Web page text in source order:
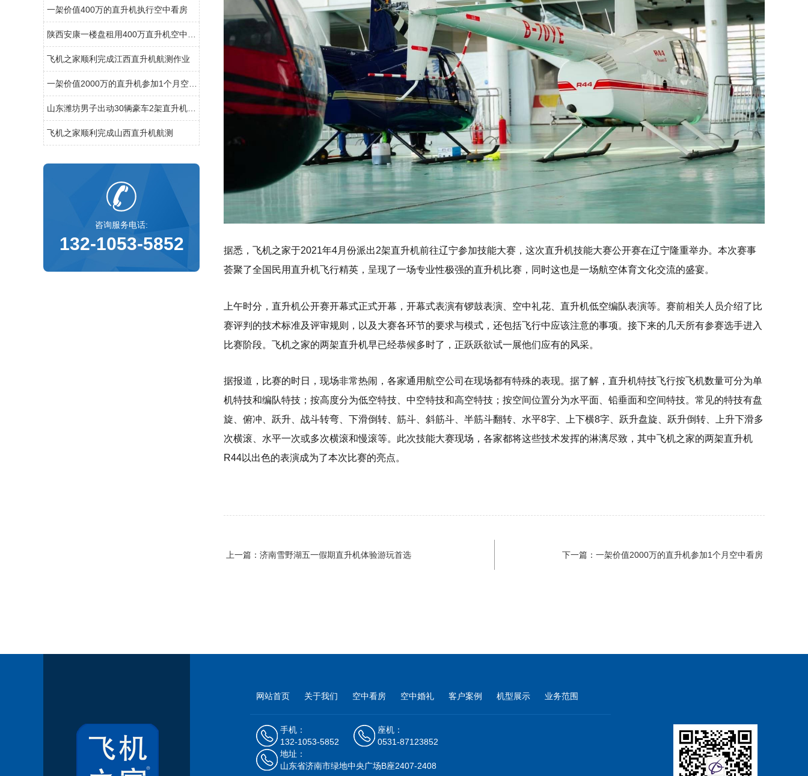
一架价值400万的直升机执行空中看房
飞机之家顺利完成江西直升机航测作业
飞机之家顺利完成山西直升机航测
咨询服务电话:
132-1053-5852
据悉，飞机之家于2021年4月份派出2架直升机前往辽宁参加技能大赛，这次直升机技能大赛公开赛在辽宁隆重举办。本次赛事
荟聚了全国民用直升机飞行精英，呈现了一场专业性极强的直升机比赛，同时这也是一场航空体育文化交流的盛宴。
上午时分，直升机公开赛开幕式正式开幕，开幕式表演有锣鼓表演、空中礼花、直升机低空编队表演等。赛前相关人员介绍了比
赛评判的技术标准及评审规则，以及大赛各环节的要求与模式，还包括飞行中应该注意的事项。接下来的几天所有参赛选手进入
比赛阶段。飞机之家的两架直升机早已经恭候多时了，正跃跃欲试一展他们应有的风采。
据报道，比赛的时日，现场非常热闹，各家通用航空公司在现场都有特殊的表现。据了解，直升机特技飞行按飞机数量可分为单
机特技和编队特技；按高度分为低空特技、中空特技和高空特技；按空间位置分为水平面、铅垂面和空间特技。常见的特技有盘
旋、俯冲、跃升、战斗转弯、下滑倒转、筋斗、斜筋斗、半筋斗翻转、水平8字、上下横8字、跃升盘旋、跃升倒转、上升下滑多
次横滚、水平一次或多次横滚和慢滚等。此次技能大赛现场，各家都将这些技术发挥的淋漓尽致，其中飞机之家的两架直升机
R44以出色的表演成为了本次比赛的亮点。
上一篇： 济南雪野湖五一假期直升机体验游玩首选 下一篇： 一架价值2000万的直升机参加1个月空中看房
网站首页 关于我们 空中看房 空中婚礼 客户案例 机型展示 业务范围
手机：
132-1053-5852
座机：
0531-87123852
地址：
山东省济南市绿地中央广场B座2407-2408